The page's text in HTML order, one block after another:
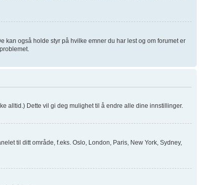
kan også holde styr på hvilke emner du har lest og om forumet er
alltid.) Dette vil gi deg mulighet til å endre alle dine innstillinger.
til ditt område, f.eks. Oslo, London, Paris, New York, Sydney,